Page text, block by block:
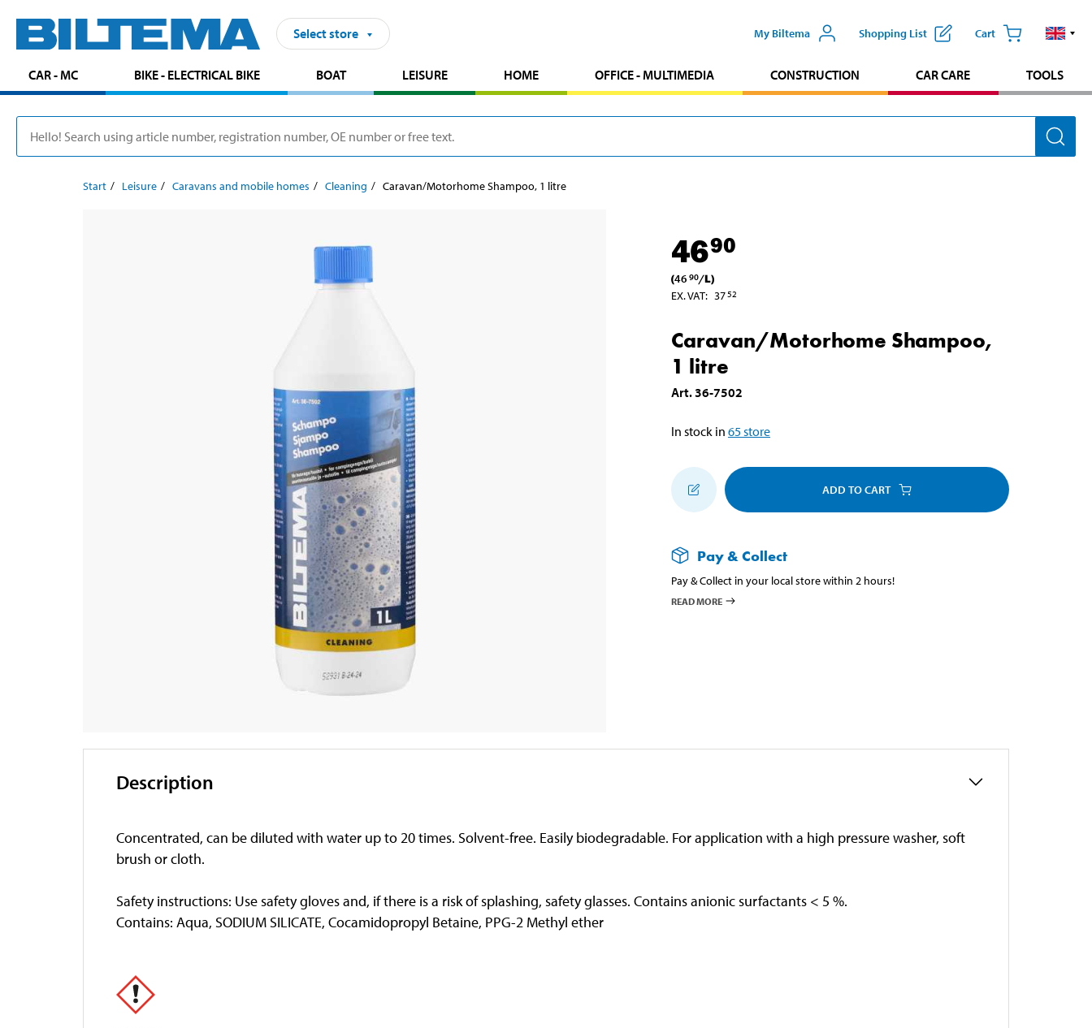
Select store My Biltema Shopping List Cart
CAR - MC BIKE - ELECTRICAL BIKE BOAT LEISURE HOME OFFICE - MULTIMEDIA CONSTRUCTION CAR CARE TOOLS
Start Leisure Caravans and mobile homes Cleaning Caravan/Motorhome Shampoo, 1 litre
4690
(46 90/L)
EX. VAT: 3752
Caravan/Motorhome Shampoo,
1 litre
Art.36-7502
In stock in 65store
ADD TO CART
Pay & Collect
Pay & Collect in your local store within 2 hours!
READ MORE
Description
Concentrated, can be diluted with water up to 20 times. Solvent-free. Easily biodegradable. For application with a high pressure washer, soft
brush or cloth.
Safety instructions: Use safety gloves and, if there is a risk of splashing, safety glasses. Contains anionic surfactants < 5 %.
Contains: Aqua, SODIUM SILICATE, Cocamidopropyl Betaine, PPG-2 Methyl ether